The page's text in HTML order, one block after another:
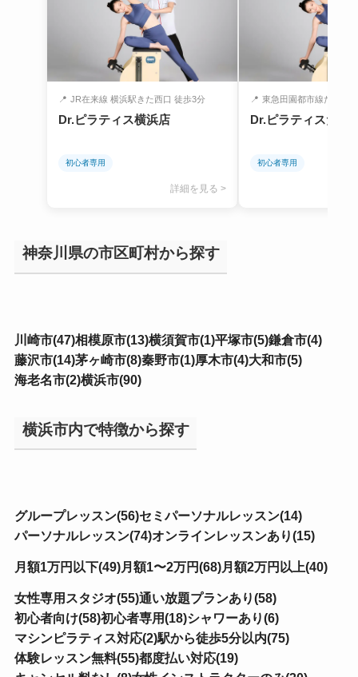
📍 JR在来線 横浜駅きた西口 徒歩3分
Dr.ピラティス横浜店
初心者専用
詳細を見る >
📍 東急田園都市線たまプ
Dr.ピラティスたま
初心者専用
神奈川県の市区町村から探す
川崎市(47)相模原市(13)横須賀市(1)平塚市(5)鎌倉市(4)
藤沢市(14)茅ヶ崎市(8)秦野市(1)厚木市(4)大和市(5)
海老名市(2)横浜市(90)
横浜市内で特徴から探す
グループレッスン(56)セミパーソナルレッスン(14)
パーソナルレッスン(74)オンラインレッスンあり(15)
月額1万円以下(49)月額1〜2万円(68)月額2万円以上(40)
女性専用スタジオ(55)通い放題プランあり(58)
初心者向け(58)初心者専用(18)シャワーあり(6)
マシンピラティス対応(2)駅から徒歩5分以内(75)
体験レッスン無料(55)都度払い対応(19)